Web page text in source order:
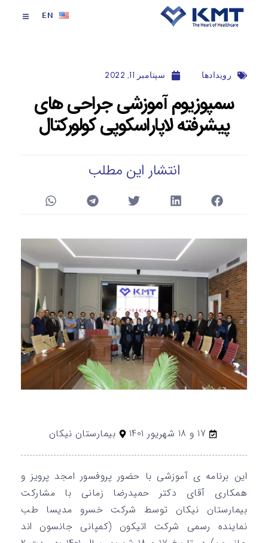
EN
رویداد‌ها سپتامبر 11, 2022
سمپوزيوم آموزشی جراحی های
پيشرفته لاپاراسكوپی كولوركتال
انتشار این مطلب
17 و 18 شهریور 1401 بیمارستان نیکان
این برنامه ی آموزشی با حضور پروفسور امجد پرویز و
همکاری آقای دکتر حمیدرضا زمانی با مشارکت
بیمارستان نیکان توسط شرکت خسرو مدیسا طب
نماینده رسمی شرکت اتیکون (کمپانی جانسون اند